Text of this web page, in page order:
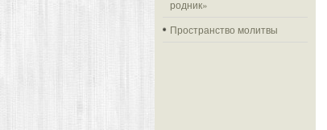
родник»
Пространство молитвы